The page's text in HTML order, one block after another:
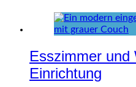
Esszimmer und
Einrichtung